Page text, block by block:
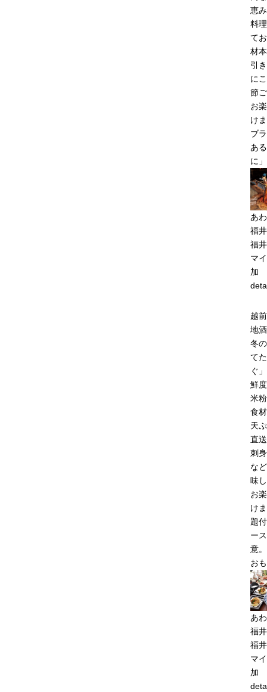
恵
料
て
材
引
に
節
お
け
ブ
あ
に
あ
福
福
マ
加
越
地
冬
て
ぐ
鮮
米
食
天
直
刺
な
味
お
け
題
ー
意
お
あ
福
福
マ
加